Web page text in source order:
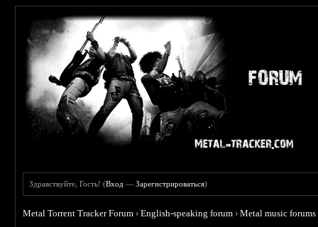
Здравствуйте, Гость! (Вход —Зарегистрироваться)
Metal Torrent Tracker Forum ›English-speaking forum ›Metal music forums